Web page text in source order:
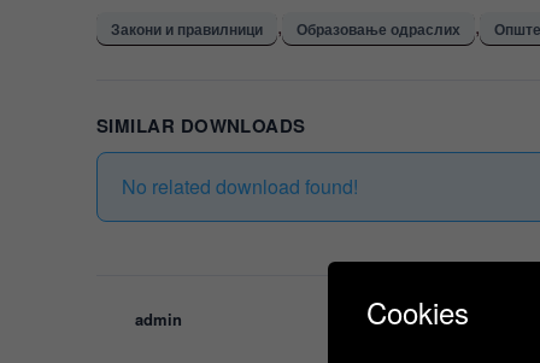
Закони и правилници , Образовање одраслих , Опште
SIMILAR DOWNLOADS
No related download found!
admin Cookies